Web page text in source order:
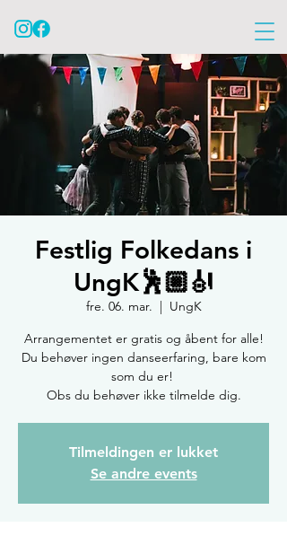
Festlig Folkedans i
UngK🕺🏼🎻
fre. 06. mar.
  |
UngK
Arrangementet er gratis og åbent for alle!
Du behøver ingen danseerfaring, bare kom
som du er!
Obs du behøver ikke tilmelde dig.
Tilmeldingen er lukket
Se andre events